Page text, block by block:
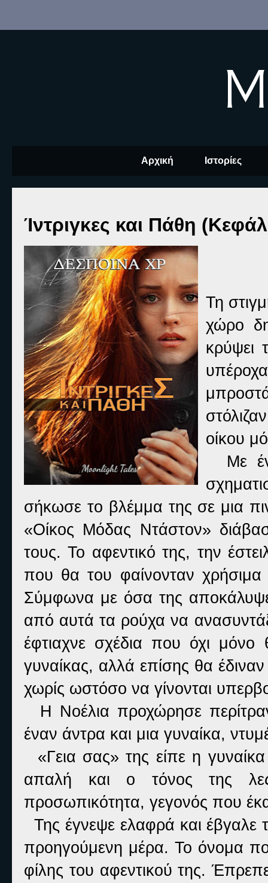
Αρχική Ιστορίες
Ίντριγκες και Πάθη
Τη
χώρο
κρύψει
οίκου
Με
σήκωσε το βλέμμα της σε μια
«Οίκος Μόδας Ντάστον»
τους. Το αφεντικό της, την
που θα του φαίνονταν
Σύμφωνα με όσα της
από αυτά τα ρούχα να
έφτιαχνε σχέδια που όχι
γυναίκας, αλλά επίσης θα
χωρίς ωστόσο να γίνονται
Η Νοέλια προχώρησε
έναν άντρα και μια γυναίκα,
«Γεια σας» της είπε η
απαλή και ο τόνος της
προσωπικότητα, γεγονός που
Της έγνεψε ελαφρά και
προηγούμενη μέρα. Το όνομα
φίλης του αφεντικού της.